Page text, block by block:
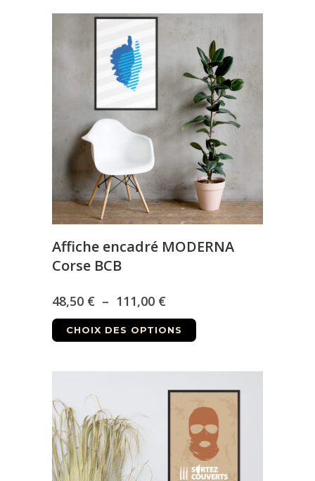
Affiche encadré MODERNA
Corse BCB
48,50 € – 111,00 €Plage
de
48,50 €
à
111,00 €
CHOIX DES OPTIONS
Ce
produit
plusieurs
variations.
Les
options
peuvent
être